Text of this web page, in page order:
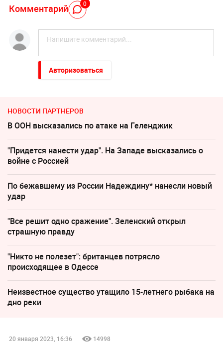
Комментарий 0
Авторизоваться
НОВОСТИ ПАРТНЕРОВ
В ООН высказались по атаке на Геленджик
"Придется нанести удар". На Западе высказались о
войне с Россией
По бежавшему из России Надеждину* нанесли новый
удар
"Все решит одно сражение". Зеленский открыл
страшную правду
"Никто не полезет": британцев потрясло
происходящее в Одессе
Неизвестное существо утащило 15-летнего рыбака на
дно реки
20 января 2023, 16:36 14998